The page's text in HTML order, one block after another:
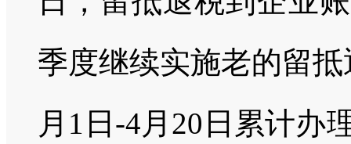
季度继续实施老的留
月1日-4月20日累计办